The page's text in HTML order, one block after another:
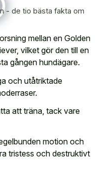
- de tio bästa fakta om
mellan en Golden
vilket gör den till en
gången hundägare.
och utåtriktade
att träna, tack vare
motion och
tristess och destruktivt